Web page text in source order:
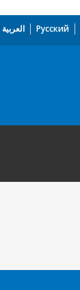
العربية Русский